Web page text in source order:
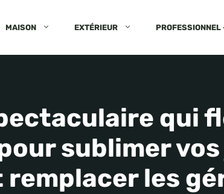
MAISON EXTÉRIEUR PROFESSIONNEL
qui
sublimer
remplacer les